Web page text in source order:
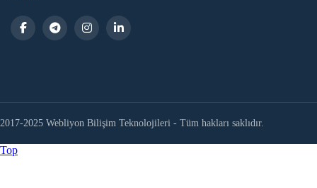
2017-2025 Webliyon Bilişim Teknolojileri - Tüm hakları saklıdır.
Top